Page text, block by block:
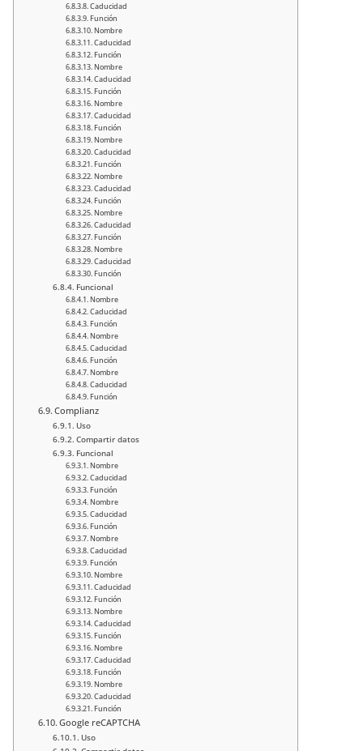
Caducidad
Función
Nombre
Caducidad
Función
Nombre
Caducidad
Función
Nombre
Caducidad
Función
Nombre
Caducidad
Función
Nombre
Caducidad
Función
Nombre
Caducidad
Función
Nombre
Caducidad
Función
Funcional
Nombre
Caducidad
Función
Nombre
Caducidad
Función
Nombre
Caducidad
Función
Complianz
Uso
Compartir datos
Funcional
Nombre
Caducidad
Función
Nombre
Caducidad
Función
Nombre
Caducidad
Función
Nombre
Caducidad
Función
Nombre
Caducidad
Función
Nombre
Caducidad
Función
Nombre
Caducidad
Función
Google reCAPTCHA
Uso